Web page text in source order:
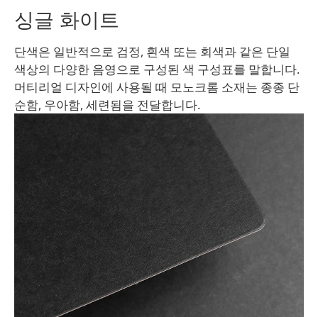
싱글 화이트
단색은 일반적으로 검정, 흰색 또는 회색과 같은 단일
색상의 다양한 음영으로 구성된 색 구성표를 말합니다.
머티리얼 디자인에 사용될 때 모노크롬 소재는 종종 단
순함, 우아함, 세련됨을 전달합니다.